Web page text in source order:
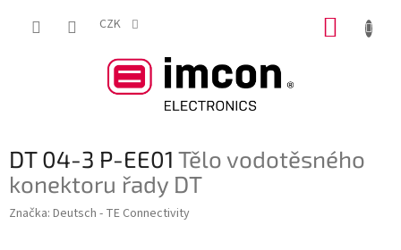
CZK
DT 04-3 P-EE01 Tělo vodotěsného
konektoru řady DT
Značka: Deutsch - TE Connectivity